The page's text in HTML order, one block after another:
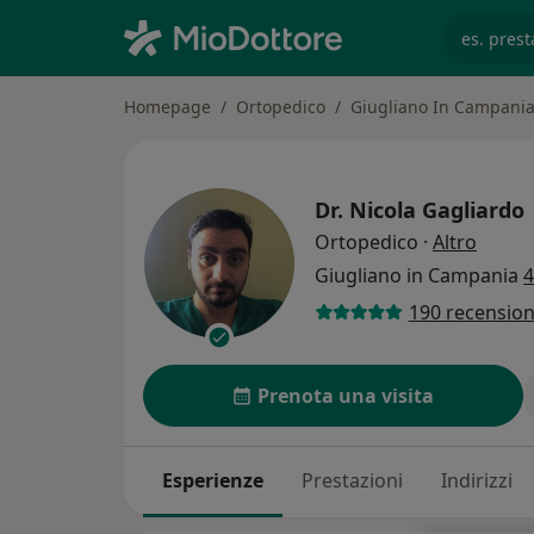
Homepage Ortopedico Giugliano In Campania
Dr. Nicola Gagliardo
Ortopedico · Altro
Giugliano in Campania
190
Prenota una visita
Esperienze Prestazioni Indirizzi